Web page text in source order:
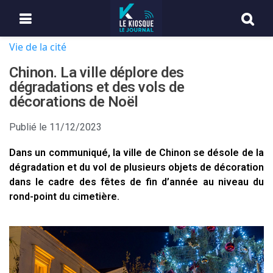
Vie de la cité
Chinon. La ville déplore des
dégradations et des vols de
décorations de Noël
Publié le 11/12/2023
Dans un communiqué, la ville de Chinon se désole de la
dégradation et du vol de plusieurs objets de décoration
dans le cadre des fêtes de fin d’année au niveau du
rond-point du cimetière.